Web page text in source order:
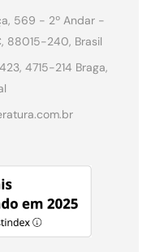
569 - 2º Andar -
88015-240, Brasil
4715-214 Braga,